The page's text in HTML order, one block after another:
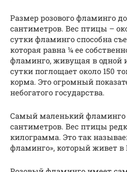
Размер розового фламинго
сантиметров. Вес птицы –
сутки фламинго способна
которая равна ¼ ее
фламинго, живущая в одной
сутки поглощает около 150
корма. Это огромный
небогатого государства.
Самый маленький фламинго
сантиметров. Вес птицы
килограмма. Это так
фламинго», который живет